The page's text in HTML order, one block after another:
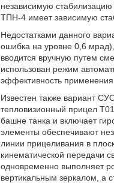
независимую
ТПН-4 имеет зависимую
Недостатками данного
ошибка на уровне 0,6
вводится вручную путем
использован режим
эффективность применения
Известен также вариант
тепловизионный прицел
башне танка и включает
элементы обеспечивают
линии прицеливания в
кинематической передачи
одновременно выполняет
вертикальным зеркалом, а